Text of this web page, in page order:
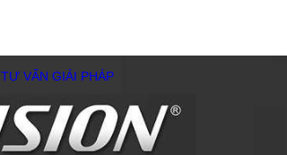
TƯ VẤN GIẢI PHÁP